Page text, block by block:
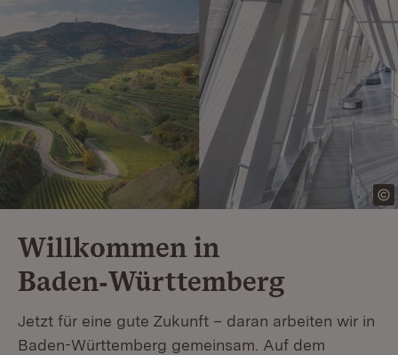
Willkommen in
Baden‑Württemberg
Jetzt für eine gute Zukunft – daran arbeiten wir in
Baden-Württemberg gemeinsam. Auf dem